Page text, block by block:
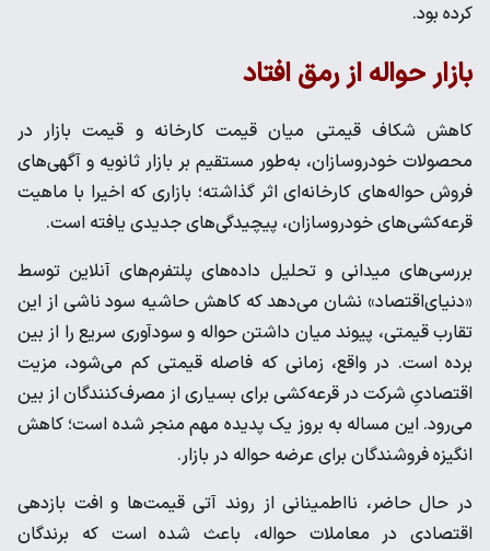
کرده بود.
بازار حواله از رمق افتاد
کاهش شکاف قیمتی میان قیمت کارخانه و قیمت بازار در
محصولات خودروسازان، به‌طور مستقیم بر بازار ثانویه و آگهی‌های
فروش حواله‌های کارخانه‌ای اثر گذاشته؛ بازاری که اخیرا با ماهیت
قرعه‌کشی‌های خودروسازان، پیچیدگی‌های جدیدی یافته است.
بررسی‌های میدانی و تحلیل داده‌های پلتفرم‌های آنلاین توسط
«دنیای‌اقتصاد» نشان می‌دهد که کاهش حاشیه سود ناشی از این
تقارب قیمتی، پیوند میان داشتن حواله و سودآوری سریع را از بین
برده است. در واقع، زمانی که فاصله قیمتی کم می‌شود، مزیت
اقتصادیِ شرکت در قرعه‌کشی برای بسیاری از مصرف‌کنندگان از بین
می‌رود. این مساله به بروز یک پدیده مهم منجر شده است؛ کاهش
انگیزه فروشندگان برای عرضه حواله‌ در بازار.
در حال حاضر، نااطمینانی از روند آتی قیمت‌ها و افت بازدهی
اقتصادی در معاملات حواله، باعث شده است که برندگان